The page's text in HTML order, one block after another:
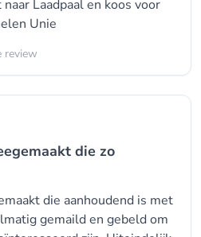
Laadpaal en koos voor
Unie
review
die zo
die aanhoudend is met
gemaild en gebeld om